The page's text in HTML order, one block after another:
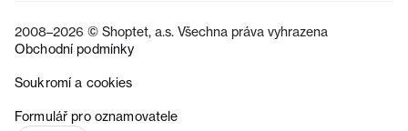
2008–2026 © Shoptet, a.s. Všechna práva vyhrazena
Obchodní podmínky
Soukromí a cookies
Formulář pro oznamovatele